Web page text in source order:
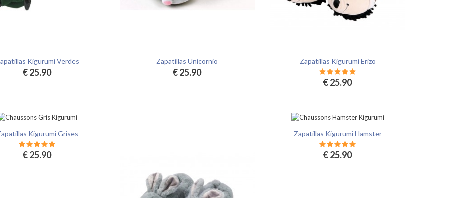
Kigurumi Verdes
€ 25.90
Zapatillas Unicornio
€ 25.90
Zapatillas Kigurumi Erizo
€ 25.90
Kigurumi Grises
€ 25.90
Zapatillas Kigurumi Hamster
€ 25.90